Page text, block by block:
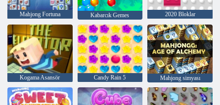
Mahjong Fortuna Kabarcık Gemes 2020 Bloklar
Kogama Asansör Candy Rain 5 Mahjong simyası